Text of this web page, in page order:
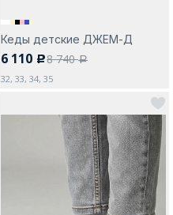
Кеды детские ДЖЕМ-Д
6 110 c8 740a
32, 33, 34, 35